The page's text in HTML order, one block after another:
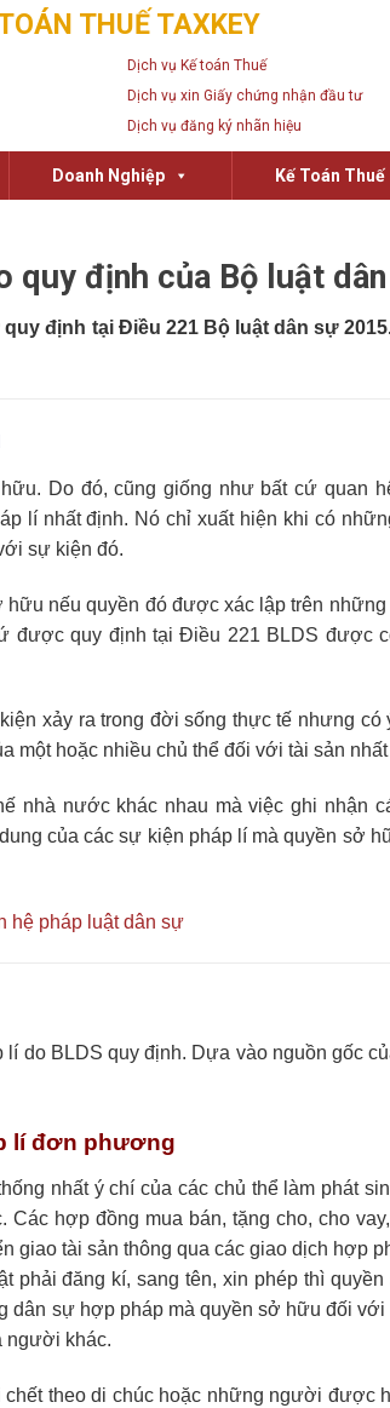
THUẾ TAXKEY
Dịch vụ Kế toán Thuế
Dịch vụ xin Giấy chứng nhận đầu tư
Dịch vụ đăng ký nhãn hiệu
Doanh Nghiệp Kế Toán Thuế
quy định của Bộ luật
định tại Điều 221 Bộ luật dân sự
Do đó, cũng giống như bất cứ quan
lí nhất định. Nó chỉ xuất hiện khi có
sự kiện đó.
nếu quyền đó được xác lập trên
được quy định tại Điều 221 BLDS được
xảy ra trong đời sống thực tế nhưng có
một hoặc nhiều chủ thể đối với tài sản
nhà nước khác nhau mà việc ghi nhận
của các sự kiện pháp lí mà quyền sở
hệ pháp luật dân sự
do BLDS quy định. Dựa vào nguồn gốc
lí đơn phương
nhất ý chí của các chủ thể làm phát
Các hợp đồng mua bán, tặng cho, cho
tài sản thông qua các giao dịch hợp
phải đăng kí, sang tên, xin phép thì
dân sự hợp pháp mà quyền sở hữu đối
người khác.
theo di chúc hoặc những người được